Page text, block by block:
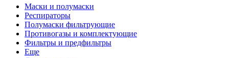
Маски и полумаски
Респираторы
Полумаски фильтрующие
Противогазы и комплектующие
Фильтры и предфильтры
Еще